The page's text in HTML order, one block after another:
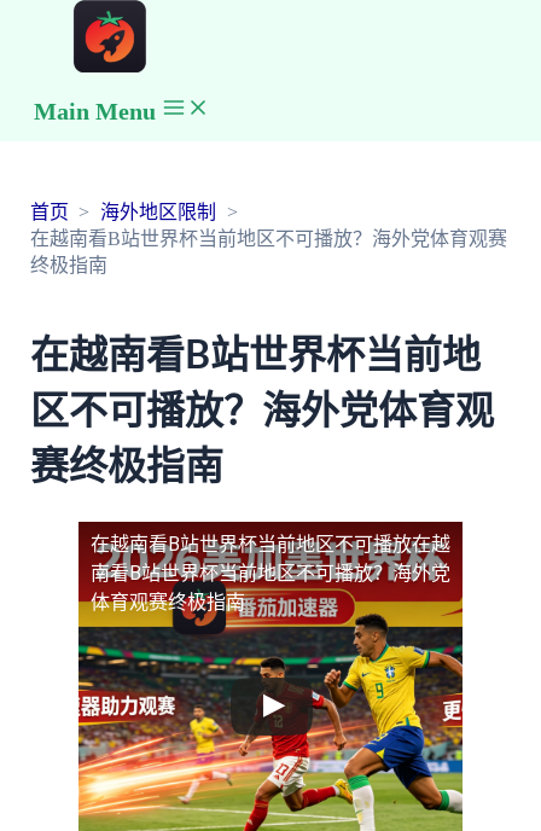
Main Menu
首页
海外地区限制
在越南看B站世界杯当前地区不可播放？海外党体育观赛
终极指南
在越南看B站世界杯当前地
区不可播放？海外党体育观
赛终极指南
在越南看B站世界杯当前地区不可播放在越
南看B站世界杯当前地区不可播放？海外党
体育观赛终极指南